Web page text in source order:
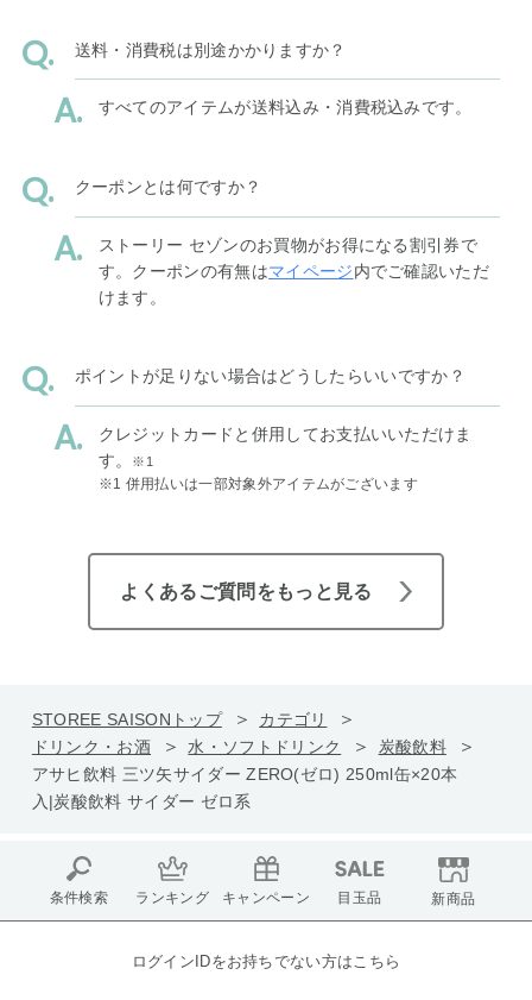
送料・消費税は別途かかりますか？
すべてのアイテムが送料込み・消費税込みです。
クーポンとは何ですか？
ストーリー セゾンのお買物がお得になる割引券で
す。クーポンの有無はマイページ内でご確認いただ
けます。
ポイントが足りない場合はどうしたらいいですか？
クレジットカードと併用してお支払いいただけま
す。
※1
※1 併用払いは一部対象外アイテムがございます
よくあるご質問をもっと見る
STOREE SAISONトップ
カテゴリ
ドリンク・お酒
水・ソフトドリンク
炭酸飲料
アサヒ飲料 三ツ矢サイダー ZERO(ゼロ) 250ml缶×20本
入|炭酸飲料 サイダー ゼロ系
条件検索 ランキング キャンペーン 目玉品 新商品
ログインIDをお持ちでない方はこちら